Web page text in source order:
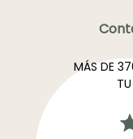
MÁS DE